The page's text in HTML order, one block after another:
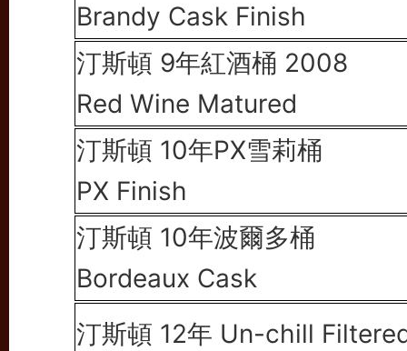
Brandy Cask Finish
汀斯頓 9年紅酒桶 2008
Red Wine Matured
汀斯頓 10年PX雪莉桶
PX Finish
汀斯頓 10年波爾多桶
Bordeaux Cask
汀斯頓 12年 Un-chill